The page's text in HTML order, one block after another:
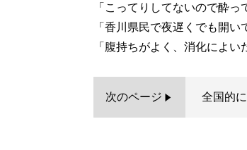
「こってりしてないので酔っ
「香川県民で夜遅くでも開い
「腹持ちがよく、消化によい
次のページ 全国的